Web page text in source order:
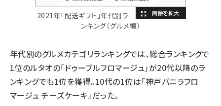
2021年「配送ギフト」年代別ラ
ンキング（グルメ編）
年代別のグルメカテゴリランキングでは、総合ランキングで
1位のルタオの「ドゥーブルフロマージュ」が20代以降のラ
ンキングでも1位を獲得。10代の1位は「神戸バニラフロ
マージュ チーズケーキ」だった。